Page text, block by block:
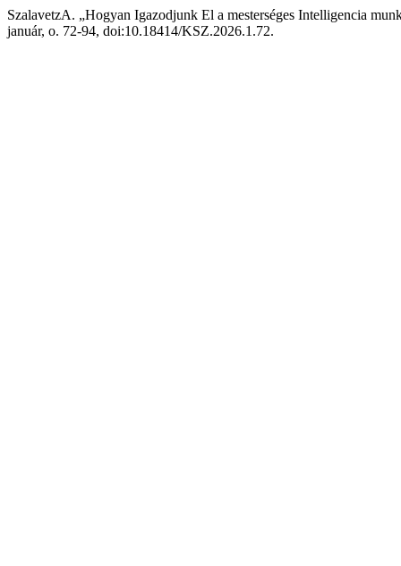
SzalavetzA. „Hogyan Igazodjunk El a mesterséges Intelligencia
január, o. 72-94, doi:10.18414/KSZ.2026.1.72.